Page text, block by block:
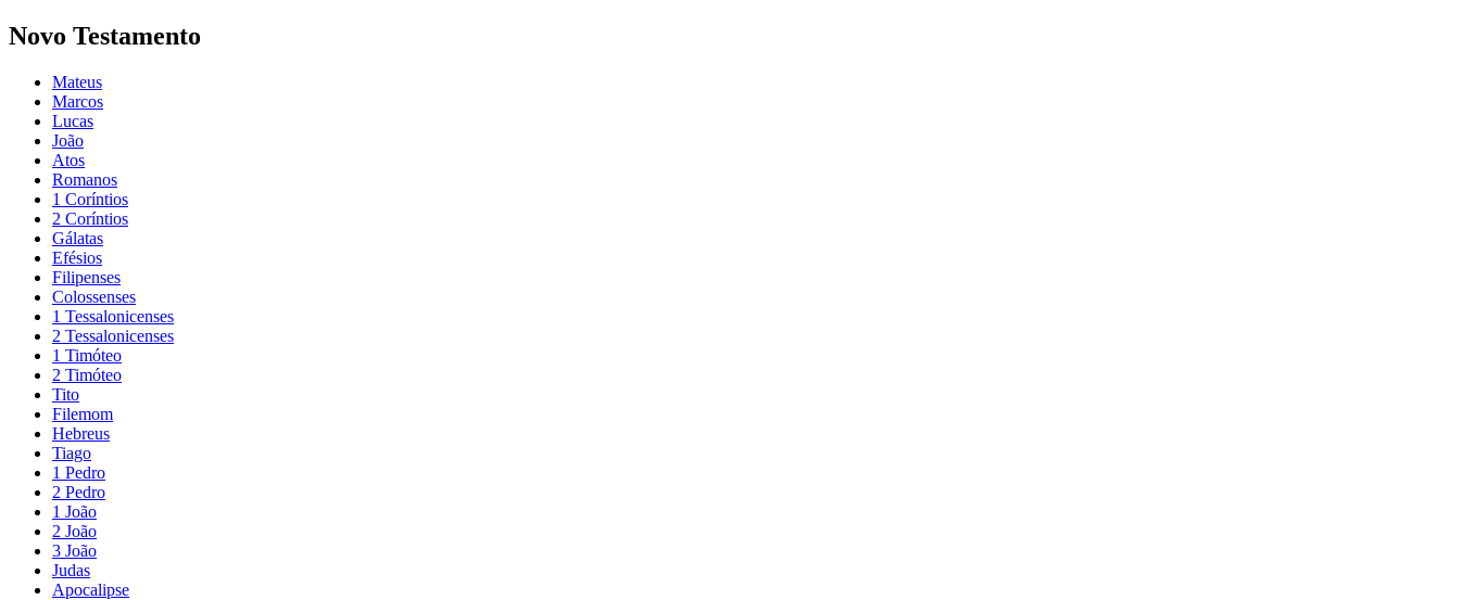
Novo Testamento
Mateus
Marcos
Lucas
João
Atos
Romanos
1 Coríntios
2 Coríntios
Gálatas
Efésios
Filipenses
Colossenses
1 Tessalonicenses
2 Tessalonicenses
1 Timóteo
2 Timóteo
Tito
Filemom
Hebreus
Tiago
1 Pedro
2 Pedro
1 João
2 João
3 João
Judas
Apocalipse